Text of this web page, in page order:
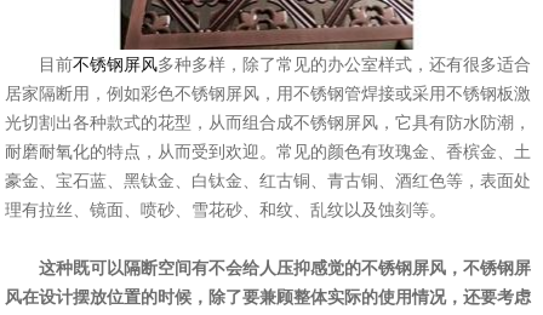
目前不锈钢屏风多种多样，除了常见的办公室样式，还有很多适合
居家隔断用，例如彩色不锈钢屏风，用不锈钢管焊接或采用不锈钢板激
光切割出各种款式的花型，从而组合成不锈钢屏风，它具有防水防潮，
耐磨耐氧化的特点，从而受到欢迎。常见的颜色有玫瑰金、香槟金、土
豪金、宝石蓝、黑钛金、白钛金、红古铜、青古铜、酒红色等，表面处
理有拉丝、镜面、喷砂、雪花砂、和纹、乱纹以及蚀刻等。
这种既可以隔断空间有不会给人压抑感觉的不锈钢屏风，不锈钢屏
风在设计摆放位置的时候，除了要兼顾整体实际的使用情况，还要考虑